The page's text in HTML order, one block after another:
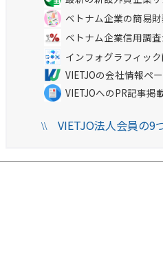
ベトナム企業の簡易
ベトナム企業信用調
インフォグラフィッ
VIETJOの会社情報ペ
VIETJOへのPR記事掲
\\VIETJO法人会員の9